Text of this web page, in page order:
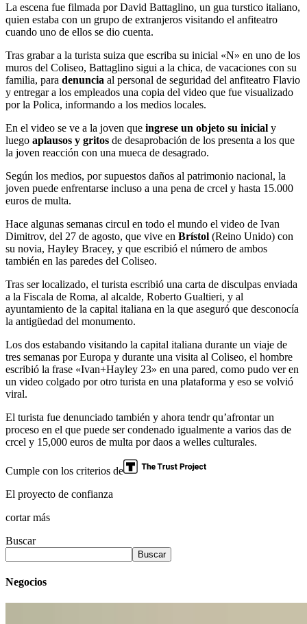
La escena fue filmada por David Battaglino, un gua turstico italiano,
quien estaba con un grupo de extranjeros visitando el anfiteatro
cuando uno de ellos se dio cuenta.
Tras grabar a la turista suiza que escriba su inicial «N» en uno de los
muros del Coliseo, Battaglino sigui a la chica, de vacaciones con su
familia, para denuncia al personal de seguridad del anfiteatro Flavio
y entregar a los empleados una copia del video que fue visualizado
por la Polica, informando a los medios locales.
En el video se ve a la joven que ingrese un objeto su inicial y
luego aplausos y gritos de desaprobación de los presenta a los que
la joven reacción con una mueca de desagrado.
Según los medios, por supuestos daños al patrimonio nacional, la
joven puede enfrentarse incluso a una pena de crcel y hasta 15.000
euros de multa.
Hace algunas semanas circul en todo el mundo el video de Ivan
Dimitrov, del 27 de agosto, que vive en Brístol (Reino Unido) con
su novia, Hayley Bracey, y que escribió el número de ambos
también en las paredes del Coliseo.
Tras ser localizado, el turista escribió una carta de disculpas enviada
a la Fiscala de Roma, al alcalde, Roberto Gualtieri, y al
ayuntamiento de la capital italiana en la que aseguró que desconocía
la antigüedad del monumento.
Los dos estabando visitando la capital italiana durante un viaje de
tres semanas por Europa y durante una visita al Coliseo, el hombre
escribió la frase «Ivan+Hayley 23» en una pared, como pudo ver en
un video colgado por otro turista en una plataforma y eso se volvió
viral.
El turista fue denunciado también y ahora tendr qu’afrontar un
proceso en el que puede ser condenado igualmente a varios das de
crcel y 15,000 euros de multa por daos a welles culturales.
Cumple con los criterios de
El proyecto de confianza
cortar más
Buscar
Buscar
Negocios